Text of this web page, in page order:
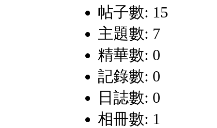
帖子數: 15
主題數: 7
精華數: 0
記錄數: 0
日誌數: 0
相冊數: 1